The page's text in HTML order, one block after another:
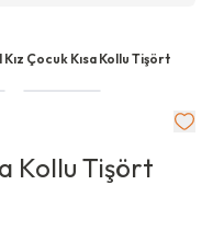
Çocuk Kısa Kollu Tişört
Kollu Tişört